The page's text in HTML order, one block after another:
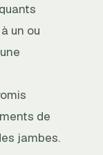
un ou
de
jambes.